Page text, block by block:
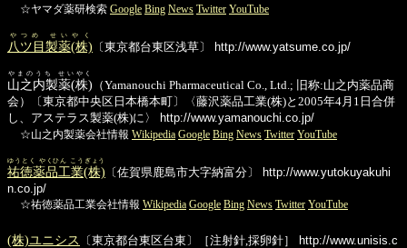
☆ヤマダ薬研検索 Google Bing News Twitter YouTube
八ツ目製薬(株)
やつめ せいやく
〔東京都台東区浅草〕 http://www.yatsume.co.jp/
山之内製薬(株)
やまのうち せいやく
（Yamanouchi Pharmaceutical Co., Ltd.; 旧称:山之内薬品商
会）〔東京都中央区日本橋本町〕〈藤沢薬品工業(株)と2005年4月1日合併
し、アステラス製薬(株)に〉
http://www.yamanouchi.co.jp/
☆山之内製薬会社情報 Wikipedia Google Bing News Twitter YouTube
祐徳薬品工業(株)
ゆうとく やくひん こうぎょう
〔佐賀県鹿島市大字納富分〕
http://www.yutokuyakuhi
n.co.jp/
☆祐徳薬品工業会社情報 Wikipedia Google Bing News Twitter YouTube
(株)ユニシス 〔東京都台東区台東〕［注射針,採卵針］
http://www.unisis.c